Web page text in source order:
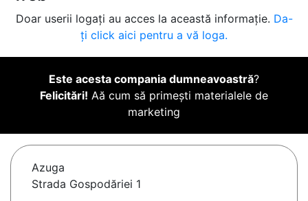
Doar userii logați au acces la această informație. Da-
ți click aici pentru a vă loga.
Este acesta compania dumneavoastră?
Felicitări! Aă cum să primești materialele de
marketing
Azuga
Strada Gospodăriei 1